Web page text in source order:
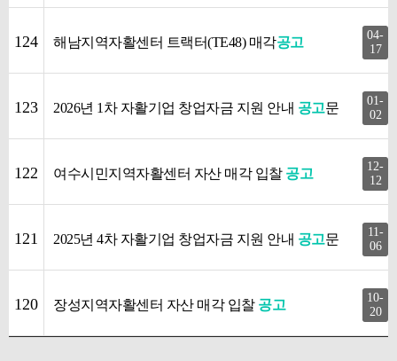
124 해남지역자활센터 트랙터(TE48) 매각공고
04-
17
123 2026년 1차 자활기업 창업자금 지원 안내 공고문
01-
02
122 여수시민지역자활센터 자산 매각 입찰 공고
12-
12
121 2025년 4차 자활기업 창업자금 지원 안내 공고문
11-
06
120 장성지역자활센터 자산 매각 입찰 공고
10-
20